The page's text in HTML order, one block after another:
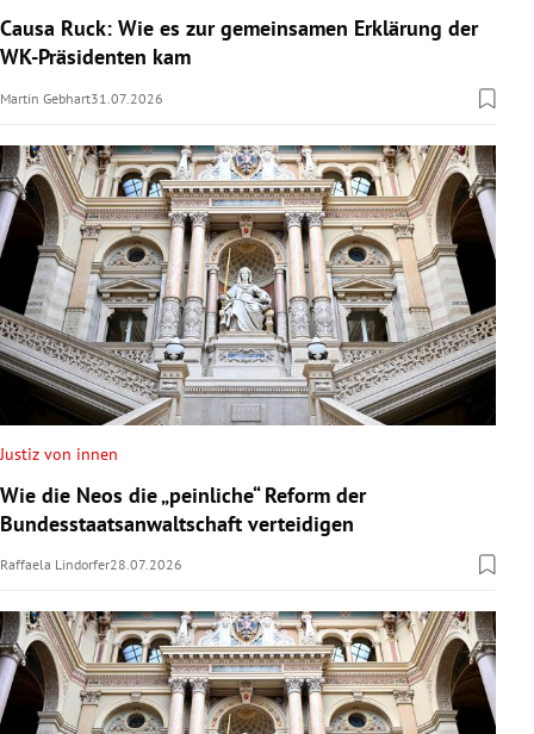
Causa Ruck: Wie es zur gemeinsamen Erklärung der
WK-Präsidenten kam
Martin Gebhart31.07.2026
Justiz von innen
Wie die Neos die „peinliche“ Reform der
Bundesstaatsanwaltschaft verteidigen
Raffaela Lindorfer28.07.2026